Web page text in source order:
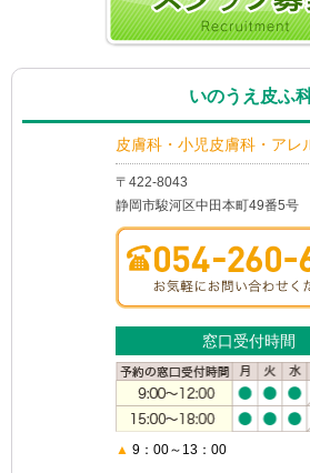
いのうえ皮ふ
皮膚科・小児皮膚科・アレ
〒422-8043
静岡市駿河区中田本町49番5号
窓口受付時間
▲ 9：00～13：00